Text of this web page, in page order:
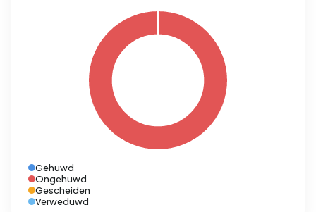
Gehuwd
Ongehuwd
Gescheiden
Verweduwd